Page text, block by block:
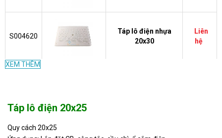
S004620
Táp lô điện nhựa
20x30
Liên
hệ
S004614
XEM THÊM
Táp lô điện 20x25
Quy cách 20x25